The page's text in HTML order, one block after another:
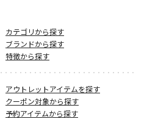
カテゴリから探す
ブランドから探す
特徴から探す
アウトレットアイテムを探す
クーポン対象から探す
予約アイテムから探す